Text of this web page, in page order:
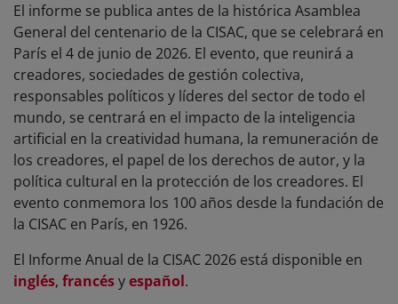
El informe se publica antes de la histórica Asamblea
General del centenario de la CISAC, que se celebrará en
París el 4 de junio de 2026. El evento, que reunirá a
creadores, sociedades de gestión colectiva,
responsables políticos y líderes del sector de todo el
mundo, se centrará en el impacto de la inteligencia
artificial en la creatividad humana, la remuneración de
los creadores, el papel de los derechos de autor, y la
política cultural en la protección de los creadores. El
evento conmemora los 100 años desde la fundación de
la CISAC en París, en 1926.
El Informe Anual de la CISAC 2026 está disponible en
inglés, francésyespañol.